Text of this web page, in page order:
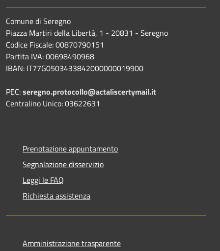
Comune di Seregno
Piazza Martiri della Libertà, 1 - 20831 - Seregno
Codice Fiscale: 00870790151
Partita IVA: 00698490968
IBAN: IT77G0503433842000000019900
PEC:seregno.protocollo@actaliscertymail.it
Centralino Unico: 03622631
Prenotazione appuntamento
Segnalazione disservizio
Leggi le FAQ
Richiesta assistenza
Amministrazione trasparente